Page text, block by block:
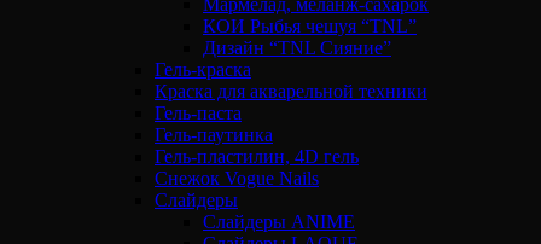
Мармелад, меланж-сахарок
КОИ Рыбья чешуя “TNL”
Дизайн “TNL Сияние”
Гель-краска
Краска для акварельной техники
Гель-паста
Гель-паутинка
Гель-пластилин, 4D гель
Снежок Vogue Nails
Слайдеры
Слайдеры ANIME